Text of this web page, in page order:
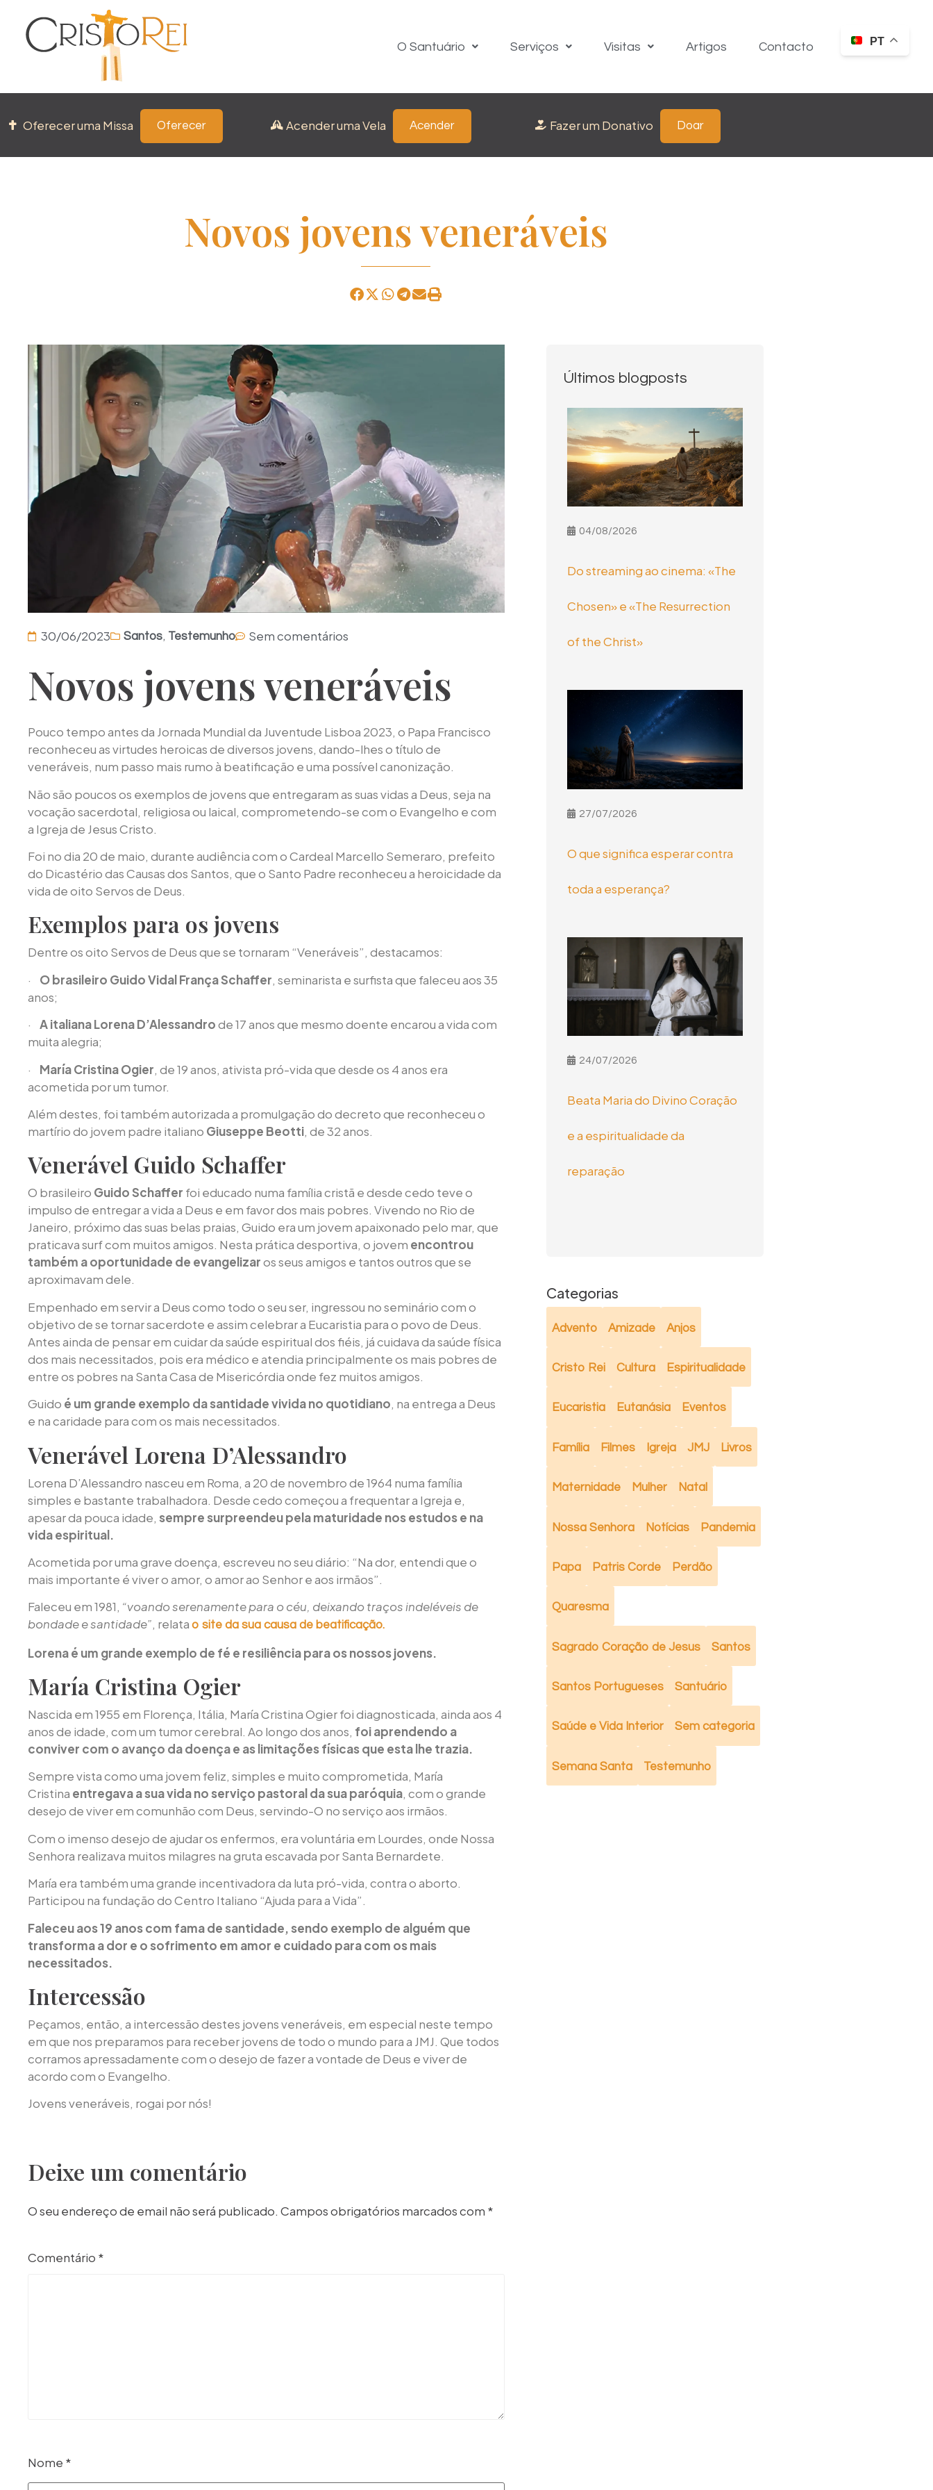
O Santuário Serviços Visitas Artigos Contacto PT
Oferecer uma Missa Oferecer Acender uma Vela Acender Fazer um Donativo Doar
Novos jovens veneráveis
30/06/2023 Santos, Testemunho Sem comentários
Novos jovens veneráveis
Pouco tempo antes da Jornada Mundial da Juventude Lisboa 2023, o Papa Francisco
reconheceu as virtudes heroicas de diversos jovens, dando-lhes o título de
veneráveis, num passo mais rumo à beatificação e uma possível canonização.
Não são poucos os exemplos de jovens que entregaram as suas vidas a Deus, seja na
vocação sacerdotal, religiosa ou laical, comprometendo-se com o Evangelho e com
a Igreja de Jesus Cristo.
Foi no dia 20 de maio, durante audiência com o Cardeal Marcello Semeraro, prefeito
do Dicastério das Causas dos Santos, que o Santo Padre reconheceu a heroicidade da
vida de oito Servos de Deus.
Exemplos para os jovens
Dentre os oito Servos de Deus que se tornaram “Veneráveis”, destacamos:
· O brasileiro Guido Vidal França Schaffer, seminarista e surfista que faleceu aos 35
anos;
· A italiana Lorena D’Alessandrode 17 anos que mesmo doente encarou a vida com
muita alegria;
· María Cristina Ogier, de 19 anos, ativista pró-vida que desde os 4 anos era
acometida por um tumor.
Além destes, foi também autorizada a promulgação do decreto que reconheceu o
martírio do jovem padre italiano Giuseppe Beotti, de 32 anos.
Venerável Guido Schaffer
O brasileiro Guido Schaffer foi educado numa família cristã e desde cedo teve o
impulso de entregar a vida a Deus e em favor dos mais pobres. Vivendo no Rio de
Janeiro, próximo das suas belas praias, Guido era um jovem apaixonado pelo mar, que
praticava surf com muitos amigos. Nesta prática desportiva, o jovem encontrou
também a oportunidade de evangelizaros seus amigos e tantos outros que se
aproximavam dele.
Empenhado em servir a Deus como todo o seu ser, ingressou no seminário com o
objetivo de se tornar sacerdote e assim celebrar a Eucaristia para o povo de Deus.
Antes ainda de pensar em cuidar da saúde espiritual dos fiéis, já cuidava da saúde física
dos mais necessitados, pois era médico e atendia principalmente os mais pobres de
entre os pobres na Santa Casa de Misericórdia onde fez muitos amigos.
Guido é um grande exemplo da santidade vivida no quotidiano, na entrega a Deus
e na caridade para com os mais necessitados.
Venerável Lorena D’Alessandro
Lorena D’Alessandro nasceu em Roma, a 20 de novembro de 1964 numa família
simples e bastante trabalhadora. Desde cedo começou a frequentar a Igreja e,
apesar da pouca idade, sempre surpreendeu pela maturidade nos estudos e na
vida espiritual.
Acometida por uma grave doença, escreveu no seu diário: “Na dor, entendi que o
mais importante é viver o amor, o amor ao Senhor e aos irmãos”.
Faleceu em 1981, “voando serenamente para o céu, deixando traços indeléveis de
bondade e santidade”, relata o site da sua causa de beatificação.
Lorena é um grande exemplo de fé e resiliência para os nossos jovens.
María Cristina Ogier
Nascida em 1955 em Florença, Itália, María Cristina Ogier foi diagnosticada, ainda aos 4
anos de idade, com um tumor cerebral. Ao longo dos anos, foi aprendendo a
conviver com o avanço da doença e as limitações físicas que esta lhe trazia.
Sempre vista como uma jovem feliz, simples e muito comprometida, María
Cristina entregava a sua vida no serviço pastoral da sua paróquia, com o grande
desejo de viver em comunhão com Deus, servindo-O no serviço aos irmãos.
Com o imenso desejo de ajudar os enfermos, era voluntária em Lourdes, onde Nossa
Senhora realizava muitos milagres na gruta escavada por Santa Bernardete.
María era também uma grande incentivadora da luta pró-vida, contra o aborto.
Participou na fundação do Centro Italiano “Ajuda para a Vida”.
Faleceu aos 19 anos com fama de santidade, sendo exemplo de alguém que
transforma a dor e o sofrimento em amor e cuidado para com os mais
necessitados.
Intercessão
Peçamos, então, a intercessão destes jovens veneráveis, em especial neste tempo
em que nos preparamos para receber jovens de todo o mundo para a JMJ. Que todos
corramos apressadamente com o desejo de fazer a vontade de Deus e viver de
acordo com o Evangelho.
Jovens veneráveis, rogai por nós!
Deixe um comentário
O seu endereço de email não será publicado. Campos obrigatórios marcados com *
Comentário *
Nome *
Últimos blogposts
04/08/2026
Do streaming ao cinema: «The
Chosen» e «The Resurrection
of the Christ»
27/07/2026
O que significa esperar contra
toda a esperança?
24/07/2026
Beata Maria do Divino Coração
e a espiritualidade da
reparação
Categorias
Advento Amizade Anjos
Cristo Rei Cultura Espiritualidade
Eucaristia Eutanásia Eventos
Família Filmes Igreja JMJ Livros
Maternidade Mulher Natal
Nossa Senhora Notícias Pandemia
Papa Patris Corde Perdão
Quaresma
Sagrado Coração de Jesus Santos
Santos Portugueses Santuário
Saúde e Vida Interior Sem categoria
Semana Santa Testemunho